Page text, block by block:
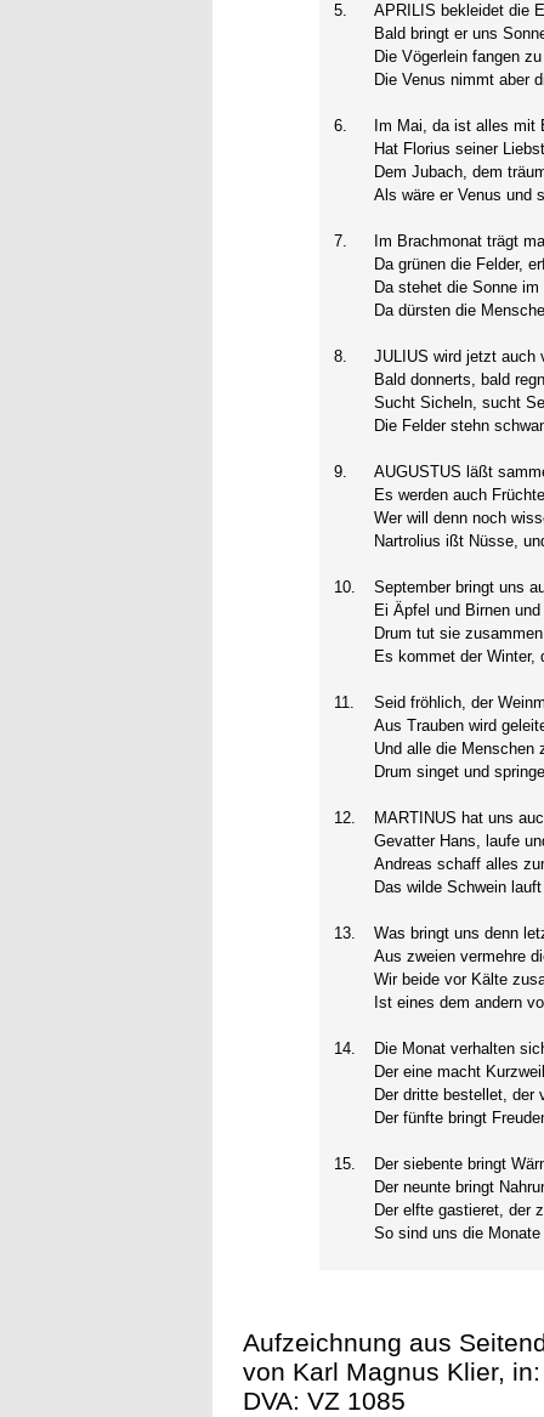
5.
APRILIS bekleidet die
Bald bringt er uns
Die Vögerlein fangen
Die Venus nimmt aber
6.
Im Mai, da ist alles mit
Hat Florius seiner
Dem Jubach, dem
Als wäre er Venus und
7.
Im Brachmonat trägt
Da grünen die Felder,
Da stehet die Sonne
Da dürsten die
8.
JULIUS wird jetzt auch
Bald donnerts, bald
Sucht Sicheln, sucht
Die Felder stehn
9.
AUGUSTUS läßt
Es werden auch
Wer will denn noch
Nartrolius ißt Nüsse,
10.
September bringt uns
Ei Äpfel und Birnen
Drum tut sie
Es kommet der Winter,
11.
Seid fröhlich, der
Aus Trauben wird
Und alle die Menschen
Drum singet und
12.
MARTINUS hat uns
Gevatter Hans, laufe
Andreas schaff alles
Das wilde Schwein
13.
Was bringt uns denn
Aus zweien vermehre
Wir beide vor Kälte
Ist eines dem andern
14.
Die Monat verhalten
Der eine macht
Der dritte bestellet, der
Der fünfte bringt
15.
Der siebente bringt
Der neunte bringt
Der elfte gastieret, der
So sind uns die
Aufzeichnung aus
von Karl Magnus Klier,
DVA: VZ 1085